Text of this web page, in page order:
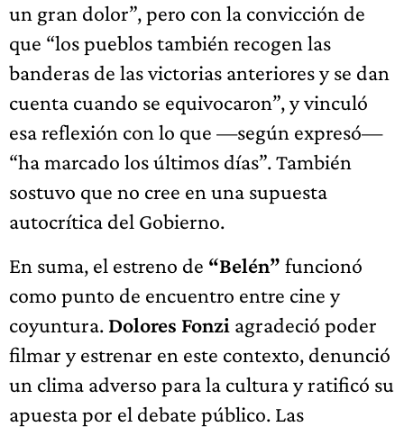
un gran dolor”, pero con la convicción de
que “los pueblos también recogen las
banderas de las victorias anteriores y se dan
cuenta cuando se equivocaron”, y vinculó
esa reflexión con lo que —según expresó—
“ha marcado los últimos días”. También
sostuvo que no cree en una supuesta
autocrítica del Gobierno.
En suma, el estreno de “Belén” funcionó
como punto de encuentro entre cine y
coyuntura. Dolores Fonzi agradeció poder
filmar y estrenar en este contexto, denunció
un clima adverso para la cultura y ratificó su
apuesta por el debate público. Las